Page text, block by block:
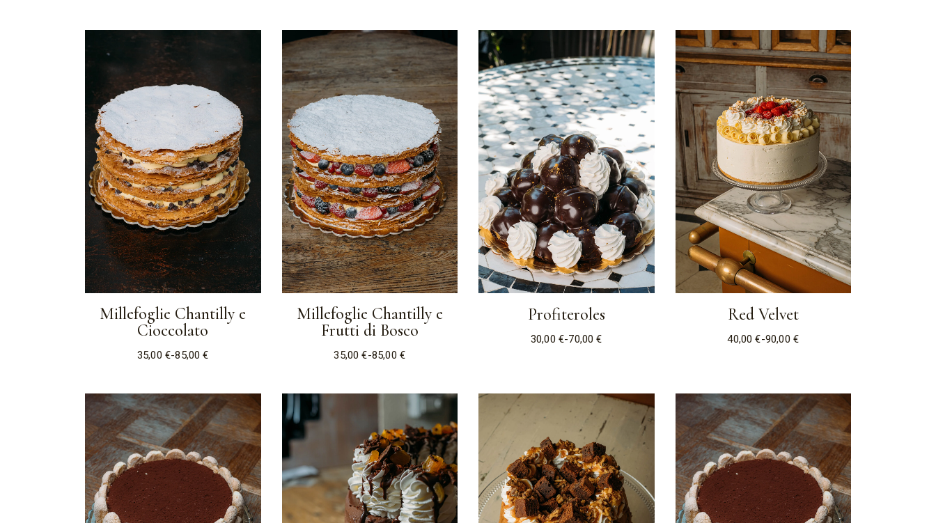
Millefoglie Chantilly e
Cioccolato
35,00 €-85,00€
Millefoglie Chantilly e
Frutti di Bosco
35,00€-85,00 €
Profiteroles
30,00 €-70,00€
Red Velvet
40,00€-90,00 €